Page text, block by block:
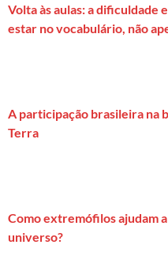
Volta às aulas: a dificuldade
estar no vocabulário, não
A participação brasileira na
Terra
Como extremófilos ajudam
universo?